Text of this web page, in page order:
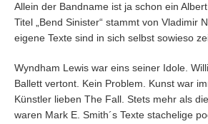
Allein der Bandname ist ja schon ein
Titel „Bend Sinister“ stammt von Vladimir
eigene Texte sind in sich selbst sowieso
Wyndham Lewis war eins seiner Idole.
Ballett vertont. Kein Problem. Kunst war
Künstler lieben The Fall. Stets mehr als
waren Mark E. Smith´s Texte stachelige